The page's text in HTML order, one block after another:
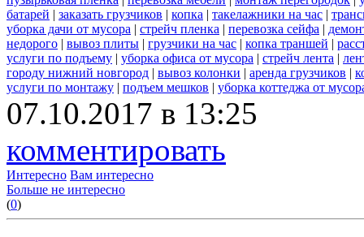
батарей | заказать грузчиков | копка | такелажники на час |
уборка дачи от мусора | стрейч пленка | перевозка сейфа |
недорого | вывоз плиты | грузчики на час | копка траншей |
услуги по подъему | уборка офиса от мусора | стрейч лента |
городу нижний новгород | вывоз колонки | аренда грузчиков |
услуги по монтажу | подъем мешков | уборка коттеджа от
07.10.2017 в 13:25
комментировать
Интересно Вам интересно
Больше не интересно
(0)